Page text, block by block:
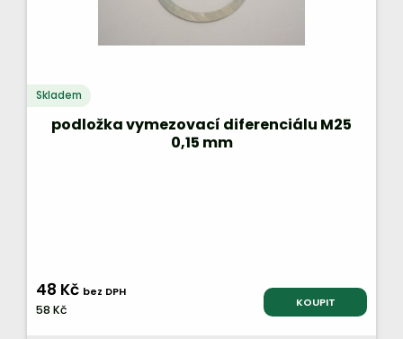
Skladem
podložka vymezovací diferenciálu M25
0,15 mm
48 Kč bez DPH
58 Kč KOUPIT